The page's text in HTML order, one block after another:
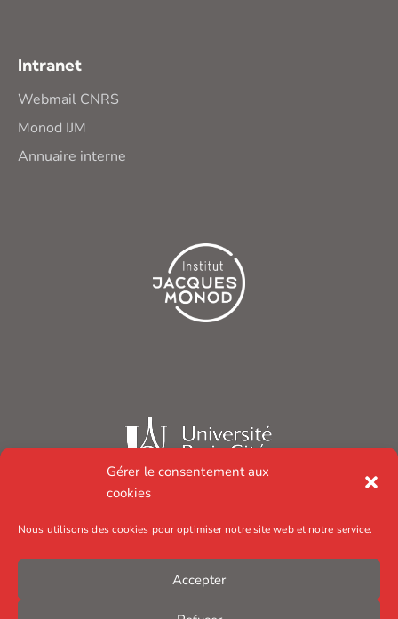
Gérer le consentement aux
cookies
Nous utilisons des cookies pour optimiser notre site web et notre service.
Accepter
Intranet
Webmail CNRS
Monod IJM
Annuaire interne